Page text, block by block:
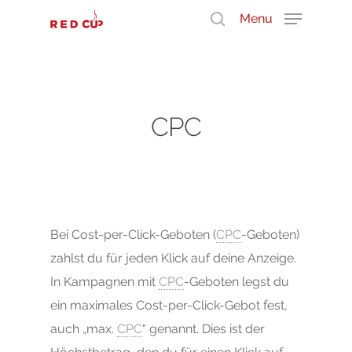
Menu
CPC
Bei Cost-per-Click-Geboten (CPC-Geboten)
zahlst du für jeden Klick auf deine Anzeige.
In Kampagnen mit CPC-Geboten legst du
ein maximales Cost-per-Click-Gebot fest,
auch „max. CPC“ genannt. Dies ist der